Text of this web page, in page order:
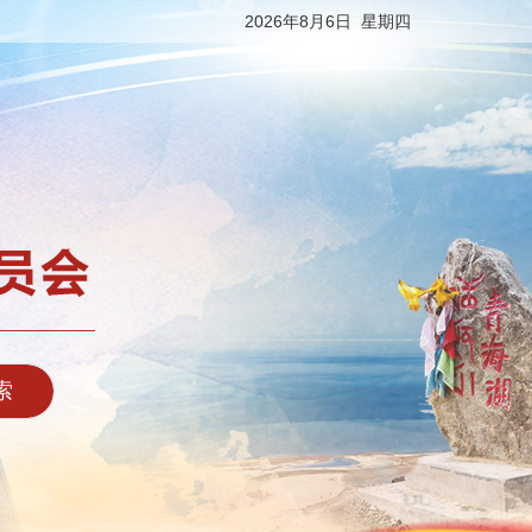
2026年8月6日 星期四